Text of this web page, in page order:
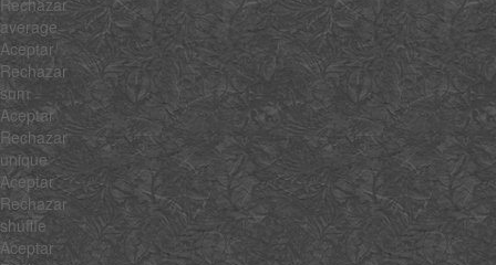
average
Aceptar
Rechazar
sum
Aceptar
Rechazar
unique
Aceptar
Rechazar
shuffle
Aceptar